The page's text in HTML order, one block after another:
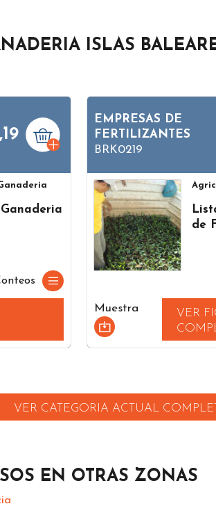
ISLAS
EMPRESAS DE
FERTILIZANTES
BRK0219
de
Muestra
VER
VER CATEGORIA ACTUAL
EN OTRAS ZONAS